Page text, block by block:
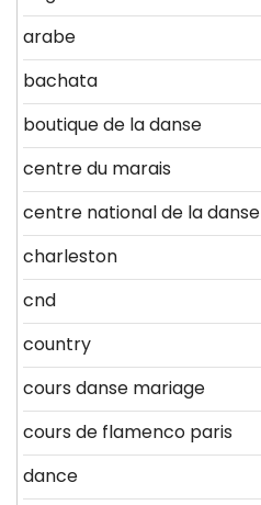
arabe
bachata
boutique de la danse
centre du marais
centre national de la danse
charleston
cnd
country
cours danse mariage
cours de flamenco paris
dance